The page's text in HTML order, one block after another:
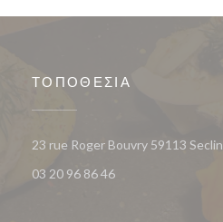
ΤΟΠΟΘΕΣΊΑ
23 rue Roger Bouvry 59113 Seclin
03 20 96 86 46